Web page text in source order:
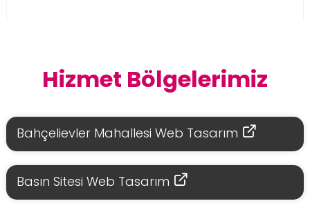
Hizmet Bölgelerimiz
Bahçelievler Mahallesi Web Tasarım
Basın Sitesi Web Tasarım